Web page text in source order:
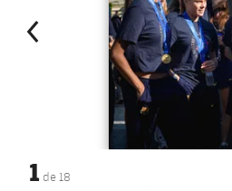
1 de 18